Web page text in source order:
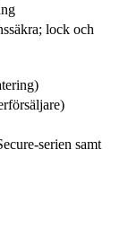
lock och
serien samt